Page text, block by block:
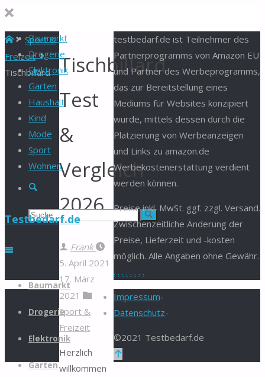
Baumarkt
Drogerie
Elektronik
Garten
Haushalt
Kind
Mode
Sport
Wohnen
Suche
Suchen Suche
Testbedarf.de
Zum
springen
Baumarkt
Drogerie
Elektronik
Garten
StartSport &
Freizeit
Tischbillard
Tischbillard
Test
&
Vergleich
2026
Frank
5. April 2021
17. März
2021
Sport &
Freizeit
Herzlich
willkommen
testbedarf.de ist Teilnehmer des
Partnerprogramms von Amazon EU
und Partner des Werbeprogramms,
das zur Bereitstellung eines
Mediums für Websites konzipiert
wurde, mittels dessen durch die
Platzierung von Werbeanzeigen
und Links zu amazon.de
Werbekostenerstattung verdient
werden können.
Preise inkl. MwSt. ggf. zzgl. Versand.
Zwischenzeitliche Änderung der
Preise, Lieferzeit und -kosten
möglich. Alle Angaben ohne Gewähr.
. . . . . . . .
Impressum-
Datenschutz-
©2021 Testbedarf.de
Zurück